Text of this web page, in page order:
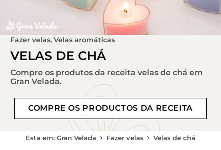
Fazer velas, Velas aromáticas
VELAS DE CHÁ
Compre os produtos da receita velas de chá em
Gran Velada.
COMPRE OS PRODUCTOS DA RECEITA
Esta em: Gran Velada Fazer velas Velas de chá